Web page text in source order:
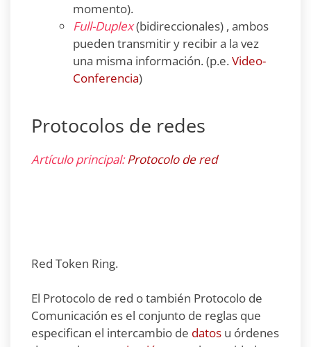
momento).
Full-Duplex(bidireccionales) , ambos
pueden transmitir y recibir a la vez
una misma información. (p.e.Video-
Conferencia)
Protocolos de redes
Artículo principal:Protocolo de red
Red Token Ring.
El Protocolo de red o también Protocolo de
Comunicación es el conjunto de reglas que
especifican el intercambio de datos u órdenes